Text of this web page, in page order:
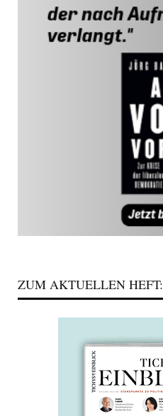
ZUM AKTUELLEN HEFT: